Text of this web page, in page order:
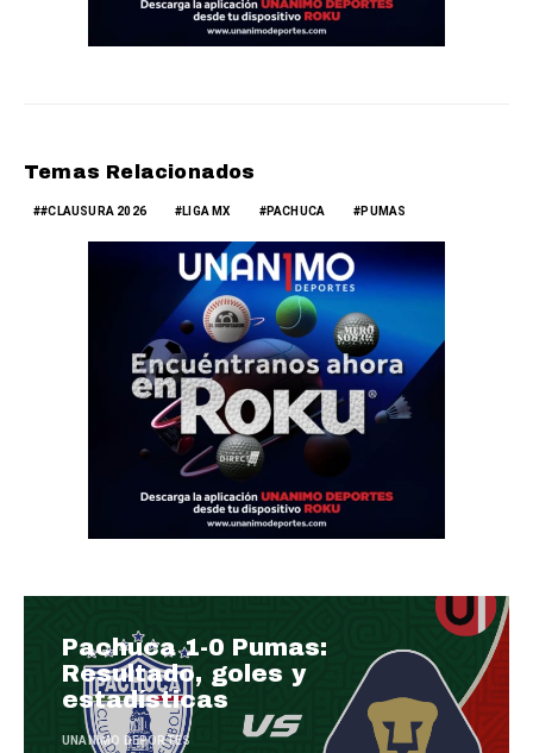
Temas Relacionados
#CLAUSURA 2026 LIGA MX PACHUCA PUMAS
Pachuca 1-0 Pumas:
Resultado, goles y
estadísticas
UNANIMO DEPORTES